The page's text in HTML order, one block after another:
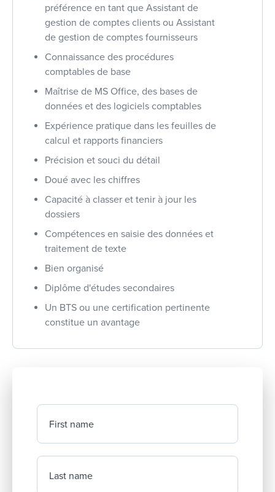
préférence en tant que Assistant de
gestion de comptes clients ou Assistant
de gestion de comptes fournisseurs
Connaissance des procédures
comptables de base
Maîtrise de MS Office, des bases de
données et des logiciels comptables
Expérience pratique dans les feuilles de
calcul et rapports financiers
Précision et souci du détail
Doué avec les chiffres
Capacité à classer et tenir à jour les
dossiers
Compétences en saisie des données et
traitement de texte
Bien organisé
Diplôme d'études secondaires
Un BTS ou une certification pertinente
constitue un avantage
First name
Last name